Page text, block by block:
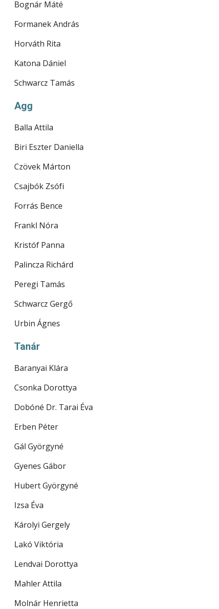
Bognár Máté
Formanek András
Horváth Rita
Katona Dániel
Schwarcz Tamás
Agg
Balla Attila
Biri Eszter Daniella
Czövek Márton
Csajbók Zsófi
Forrás Bence
Frankl Nóra
Kristóf Panna
Palincza Richárd
Peregi Tamás
Schwarcz Gergő
Urbin Ágnes
Tanár
Baranyai Klára
Csonka Dorottya
Dobóné Dr. Tarai Éva
Erben Péter
Gál Györgyné
Gyenes Gábor
Hubert Györgyné
Izsa Éva
Károlyi Gergely
Lakó Viktória
Lendvai Dorottya
Mahler Attila
Molnár Henrietta